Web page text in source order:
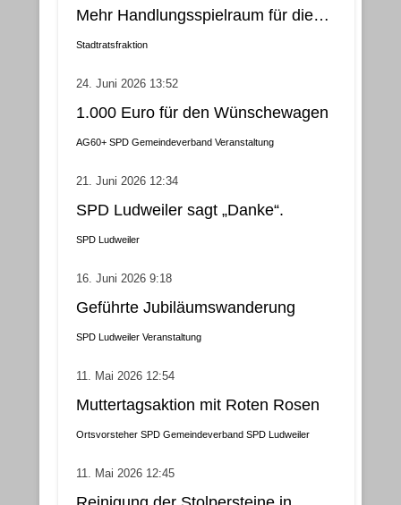
Mehr Handlungsspielraum für die
Gemeindebezirke
Stadtratsfraktion
24. Juni 2026 13:52
1.000 Euro für den Wünschewagen
AG60+ SPD Gemeindeverband Veranstaltung
21. Juni 2026 12:34
SPD Ludweiler sagt „Danke“.
SPD Ludweiler
16. Juni 2026 9:18
Geführte Jubiläumswanderung
SPD Ludweiler Veranstaltung
11. Mai 2026 12:54
Muttertagsaktion mit Roten Rosen
Ortsvorsteher SPD Gemeindeverband SPD Ludweiler
11. Mai 2026 12:45